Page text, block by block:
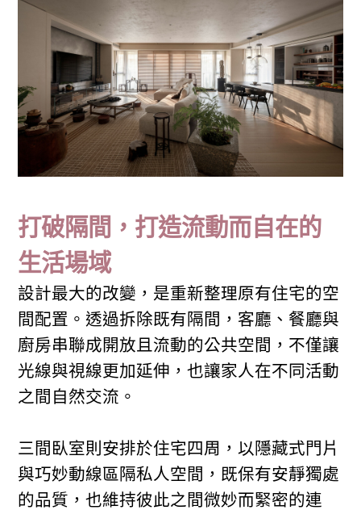
打破隔間，打造流動而自在的
生活場域
設計最大的改變，是重新整理原有住宅的空
間配置。透過拆除既有隔間，客廳、餐廳與
廚房串聯成開放且流動的公共空間，不僅讓
光線與視線更加延伸，也讓家人在不同活動
之間自然交流。
三間臥室則安排於住宅四周，以隱藏式門片
與巧妙動線區隔私人空間，既保有安靜獨處
的品質，也維持彼此之間微妙而緊密的連